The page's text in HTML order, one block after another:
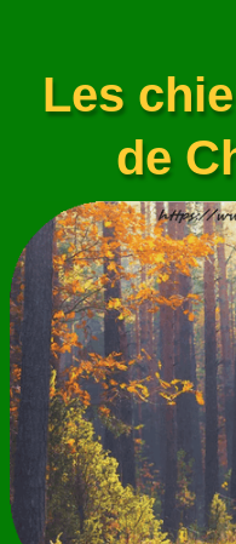
VISUELS
Les
de